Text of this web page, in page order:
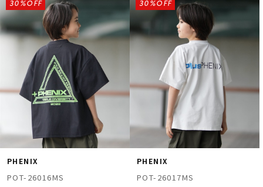
PHENIX
POT-26016MS
30%OFF
PHENIX
POT-26017MS
30%OFF